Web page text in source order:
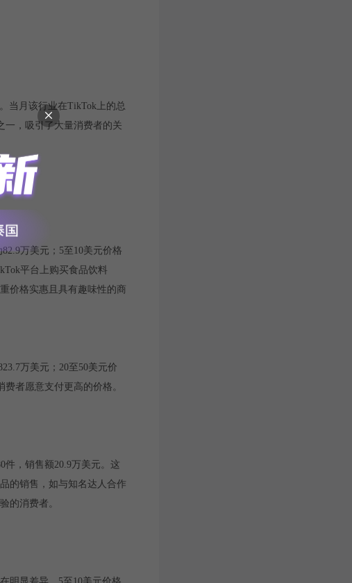
当月该行业在TikTok上的总
一，吸引了大量消费者的关
万美元；5至10美元价格
平台上购买食品饮料
价格实惠且具有趣味性的商
万美元；20至50美元价
者愿意支付更高的价格。
件，销售额20.9万美元。这
的销售，如与知名达人合作
的消费者。